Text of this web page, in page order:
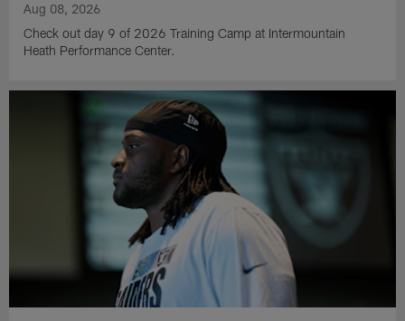
Aug 08, 2026
Check out day 9 of 2026 Training Camp at Intermountain
Heath Performance Center.